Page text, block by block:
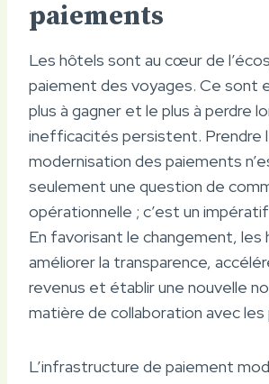
paiements
Les hôtels sont au cœur de
paiement des voyages. Ce sont
plus à gagner et le plus à perdre
inefficacités persistent. Prendre
modernisation des paiements
seulement une question de
opérationnelle ; c’est un
En favorisant le changement,
améliorer la transparence,
revenus et établir une nouvelle
matière de collaboration avec les
L’infrastructure de paiement